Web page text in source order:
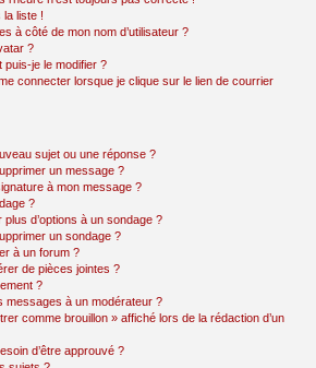
la liste !
à côté de mon nom d’utilisateur ?
?
puis-je le modifier ?
connecter lorsque je clique sur le lien de courrier
sujet ou une réponse ?
un message ?
à mon message ?
?
d’options à un sondage ?
un sondage ?
à un forum ?
de pièces jointes ?
?
messages à un modérateur ?
comme brouillon » affiché lors de la rédaction d’un
d’être approuvé ?